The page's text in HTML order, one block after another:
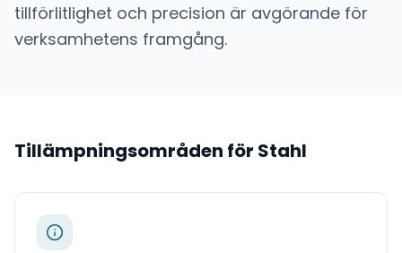
tillförlitlighet och precision är avgörande för
verksamhetens framgång.
Tillämpningsområden för Stahl